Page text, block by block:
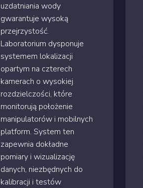
uzdatniania wody
gwarantuje wysoką
przejrzystość.
Laboratorium dysponuje
systemem lokalizacji
opartym na czterech
kamerach o wysokiej
rozdzielczości, które
monitorują położenie
manipulatorów i mobilnych
platform. System ten
zapewnia dokładne
pomiary i wizualizację
danych, niezbędnych do
kalibracji i testów